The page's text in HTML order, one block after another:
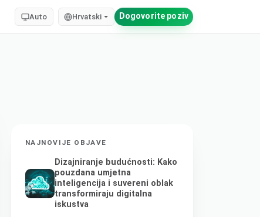
Auto Hrvatski Dogovorite poziv
NAJNOVIJE OBJAVE
Dizajniranje budućnosti: Kako
pouzdana umjetna
inteligencija i suvereni oblak
transformiraju digitalna
iskustva